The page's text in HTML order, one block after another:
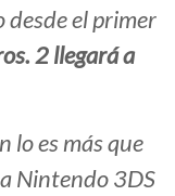
el primer
2llegará a
lo es más que
Nintendo 3DS